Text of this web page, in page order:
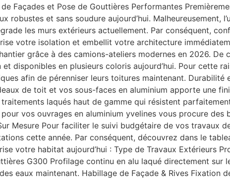
Façades et Pose de Gouttières Performantes
robustes et sans soudure aujourd’hui. Malheureusement,
les murs extérieurs actuellement. Par conséquent,
votre isolation et embellit votre architecture
grâce à des camions-ateliers modernes en 2026. De
disponibles en plusieurs coloris aujourd’hui. Pour cette
afin de pérenniser leurs toitures maintenant.
de toit et vos sous-faces en aluminium apporte une
laqués haut de gamme qui résistent
vos ouvrages en aluminium yvelines vous procure
Mesure Pour faciliter le suivi budgétaire de vos travaux
cette année. Par conséquent, découvrez dans le
votre habitat aujourd’hui : Type de Travaux Extérieurs
G300 Profilage continu en alu laqué directement sur
eaux maintenant. Habillage de Façade & Rives Fixation